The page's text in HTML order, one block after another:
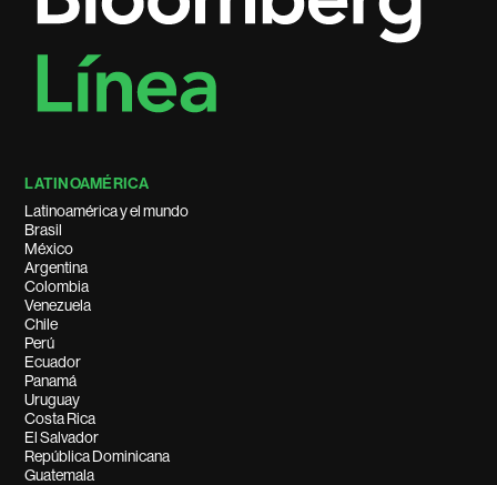
LATINOAMÉRICA
Latinoamérica y el mundo
Brasil
México
Argentina
Colombia
Venezuela
Chile
Perú
Ecuador
Panamá
Uruguay
Costa Rica
El Salvador
República Dominicana
Guatemala